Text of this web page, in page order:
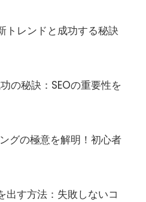
トレンドと成功する秘訣
の秘訣：SEOの重要性を
グの極意を解明！初心者
出す方法：失敗しないコ